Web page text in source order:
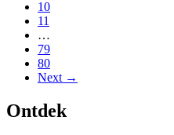
10
11
…
79
80
Next →
Ontdek